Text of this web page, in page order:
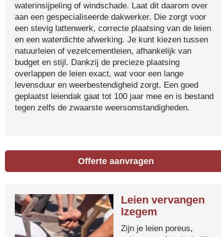
waterinsijpeling of windschade. Laat dit daarom over
aan een gespecialiseerde dakwerker. Die zorgt voor
een stevig lattenwerk, correcte plaatsing van de leien
en een waterdichte afwerking. Je kunt kiezen tussen
natuurleien of vezelcementleien, afhankelijk van
budget en stijl. Dankzij de precieze plaatsing
overlappen de leien exact, wat voor een lange
levensduur en weerbestendigheid zorgt. Een goed
geplaatst leiendak gaat tot 100 jaar mee en is bestand
tegen zelfs de zwaarste weersomstandigheden.
Offerte aanvragen
Leien vervangen
Izegem
Zijn je leien poreus,